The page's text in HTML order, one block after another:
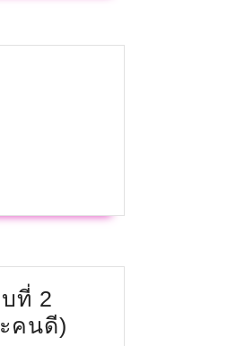
ที่ 2
คนดี)